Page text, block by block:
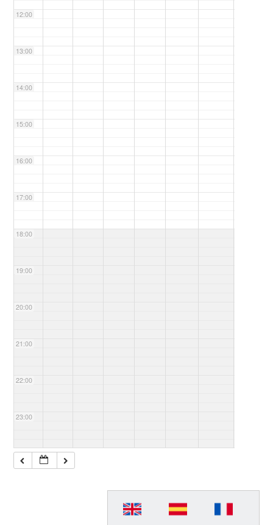
12:00
13:00
14:00
15:00
16:00
17:00
18:00
19:00
20:00
21:00
22:00
23:00